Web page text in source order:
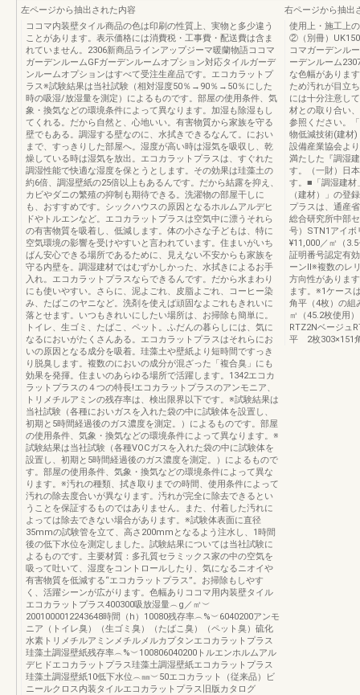
左ページから抽出された内容
ココマ内装壁タイル商品の色は印刷の性質上、実物と多少違う
ことがあります。表示価格には消費税・工事費・配送費は含ま
れていません。2306新商品ラインアップジーマ暖蘭物語ココマ
ガーデンルームGFガーデンルームオプション対応タイルガーデ
ンルームオプションはすべて受注生産品です。エコカラットプ
ラス※試験結果は当社試験（相対湿度50％→90％→50％にした
時の吸湿/放湿量を測定）によるものです。部屋の使用条件、気
象・換気などの環境条件によって異なります。加湿も除湿もし
てくれる。だから自然と、心地いい。有害物質から家族を守る
壁でもある。調湿する壁なのに、水拭きできるなんて。におい
まで、すっきりした部屋へ。湿度が高い時は湿気を吸収し、乾
燥している時は湿気を放出。エコカラットプラスは、すぐれた
調湿性能で快適な湿度を保とうとします。その効果は珪藻土の
約6倍、調湿壁紙の25倍以上もあるんです。だから結露を抑え、
カビやダニの繁殖の抑制も期待できる。洗濯物の部屋干しに
も、おすすめです。シックハウスの原因となるホルムアルデヒ
ドやトルエンなど。エコカラットプラスは空気中に漂うそれら
の有害物質を吸着し、低減します。体の小さな子どもは、特に
空気環境の影響を受けやすいと言われています。住まいがいち
ばん安心できる場所であるために、見えない不安からも家族を
守る内壁を。調湿建材ではむずかしかった、水拭きによるお手
入れ。エコカラットプラスならできるんです。だから水まわり
にも使いやすい。さらに、泥よごれ、皮脂よごれ、コーヒー染
み、たばこのヤニなど。洗剤を使えば頑固なよごれもきれいに
落とせます。いつもきれいにしたい場所は、お掃除も簡単に。
トイレ、生ゴミ、たばこ、ペット。ふだんの暮らしには、気に
なるにおいがたくさんある。エコカラットプラスはそれらにお
いの原因となる成分を吸着。珪藻土や壁紙より短時間ですっき
り脱臭します。複数のにおいの成分が混ざった「複合臭」にも
効果を発揮。住まいのあらゆる場所で活躍します。1342エコカ
ラットプラスの４つの特長!エコカラットプラスのアンモニア、
トリメチルアミンの残存率は、検出限界以下です。※試験結果は
当社試験（各種においガスを入れた袋の中に試験体を設置し、
初期と5時間経過後のガス濃度を測定。）によるものです。部屋
の使用条件、気象・換気などの環境条件によって異なります。※
試験結果は当社試験（各種VOCガスを入れた袋の中に試験体を
設置し、初期と5時間経過後のガス濃度を測定。）によるもので
す。部屋の使用条件、気象・換気などの環境条件によって異な
ります。※汚れの種類、拭き取りまでの時間、使用条件によって
汚れの除去度合いが異なります。汚れが完全に除去できるとい
うことを保証するものではありません。また、付着した汚れに
よっては除去できない場合があります。※試験体表面に直径
35mmの試験管を立て、高さ200mmとなるよう注水し、1時間
後の低下水位を測定しました。試験結果については当社試験に
よるものです。主要材質：多孔質セラミックス家の中の空気を
吸って吐いて、湿度をコントロールしたり、気になるニオイや
有害物質を低減する“エコカラットプラス”。お掃除もしやす
く、活躍シーンが広がります。色幅ありココマ用内装壁タイル
エコカラットプラス400300吸放湿量︵g／㎡︶
2001000012243648時間（h）10080残存率︵%︶6040200アンモ
ニア（トイレ臭）（生ゴミ臭）（たばこ臭）（ペット臭）硫化
水素トリメチルアミンメチルメルカプタンエコカラットプラス
珪藻土調湿壁紙残存率︵%︶100806040200トルエンホルムアル
デヒドエコカラットプラス珪藻土調湿壁紙エコカラットプラス
珪藻土調湿壁紙10低下水位︵㎜︶50エコカラット（従来品）ビ
ニールクロス内装タイルエコカラットプラス旧版カタログ
右ページから抽出
使用上・施工上
②（別冊）
コマガーデンル
ーデンルーム
な色幅がありま
ため汚れが目立
には十分注意し
材との取り合い
参照ください。
物低減技術(建材
設備産業協会よ
満たした『調湿
す。（一財）日
す。■「調湿建材
（建材）」の登
プラスは、通産
総合研究所中部
号）STN1アイボ
¥11,000／㎡（
証明番号認定有
ーンⅡ※複数のレ
方向性がありま
ます。※1ケース
角平（4枚）の組
㎡（45.2枚使用
RTZ2Nベージュ
平 2枚303×151